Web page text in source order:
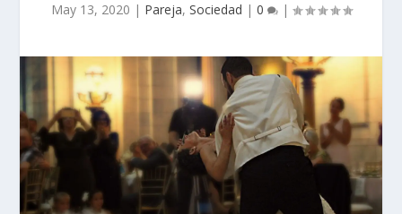
May 13, 2020 | Pareja, Sociedad | 0 |